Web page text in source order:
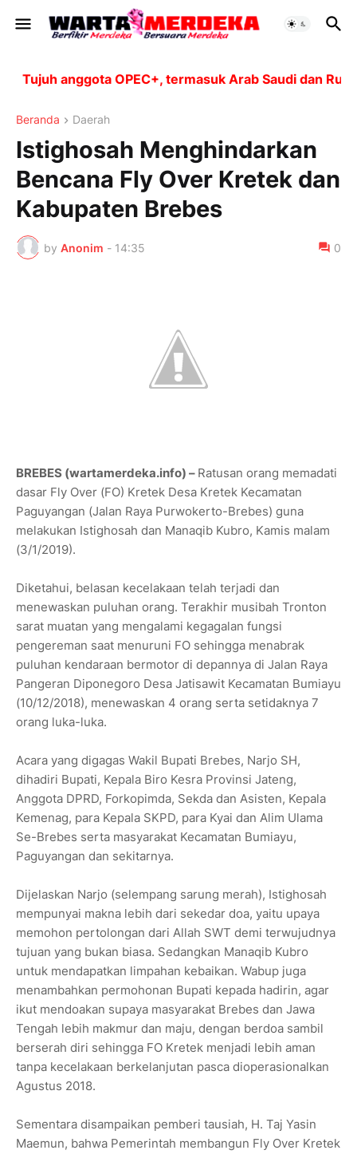
Tujuh anggota OPEC+, termasuk Arab Saudi dan Rusia,
Beranda Daerah
Istighosah Menghindarkan
Bencana Fly Over Kretek dan
Kabupaten Brebes
by Anonim - 14:35 0
BREBES (wartamerdeka.info) – Ratusan orang memadati
dasar Fly Over (FO) Kretek Desa Kretek Kecamatan
Paguyangan (Jalan Raya Purwokerto-Brebes) guna
melakukan Istighosah dan Manaqib Kubro, Kamis malam
(3/1/2019).
Diketahui, belasan kecelakaan telah terjadi dan
menewaskan puluhan orang. Terakhir musibah Tronton
sarat muatan yang mengalami kegagalan fungsi
pengereman saat menuruni FO sehingga menabrak
puluhan kendaraan bermotor di depannya di Jalan Raya
Pangeran Diponegoro Desa Jatisawit Kecamatan Bumiayu
(10/12/2018), menewaskan 4 orang serta setidaknya 7
orang luka-luka.
Acara yang digagas Wakil Bupati Brebes, Narjo SH,
dihadiri Bupati, Kepala Biro Kesra Provinsi Jateng,
Anggota DPRD, Forkopimda, Sekda dan Asisten, Kepala
Kemenag, para Kepala SKPD, para Kyai dan Alim Ulama
Se-Brebes serta masyarakat Kecamatan Bumiayu,
Paguyangan dan sekitarnya.
Dijelaskan Narjo (selempang sarung merah), Istighosah
mempunyai makna lebih dari sekedar doa, yaitu upaya
memohon pertolongan dari Allah SWT demi terwujudnya
tujuan yang bukan biasa. Sedangkan Manaqib Kubro
untuk mendapatkan limpahan kebaikan. Wabup juga
menambahkan permohonan Bupati kepada hadirin, agar
ikut mendoakan supaya masyarakat Brebes dan Jawa
Tengah lebih makmur dan maju, dengan berdoa sambil
berserah diri sehingga FO Kretek menjadi lebih aman
tanpa kecelakaan berkelanjutan pasca dioperasionalkan
Agustus 2018.
Sementara disampaikan pemberi tausiah, H. Taj Yasin
Maemun, bahwa Pemerintah membangun Fly Over Kretek